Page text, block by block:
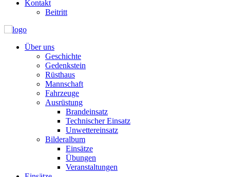
Kontakt
Beitritt
Über uns
Geschichte
Gedenkstein
Rüsthaus
Mannschaft
Fahrzeuge
Ausrüstung
Brandeinsatz
Technischer Einsatz
Unwettereinsatz
Bilderalbum
Einsätze
Übungen
Veranstaltungen